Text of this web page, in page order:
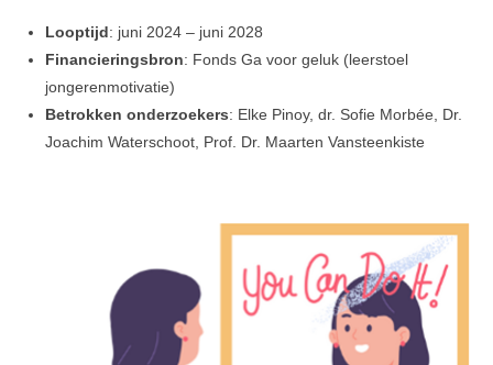
Looptijd: juni 2024 – juni 2028
Financieringsbron: Fonds Ga voor geluk (leerstoel
jongerenmotivatie)
Betrokken onderzoekers: Elke Pinoy, dr. Sofie Morbée, Dr.
Joachim Waterschoot, Prof. Dr. Maarten Vansteenkiste